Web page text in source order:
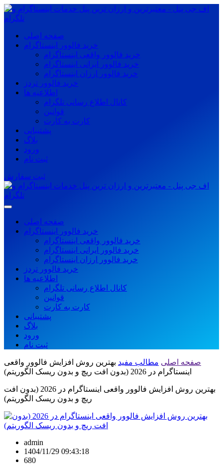
صفحه اصلی
خرید فالوور اینستاگرام
خرید فالوور واقعی اینستاگرام
خرید فالوور ایرانی اینستاگرام
خرید فالوور ارزان اینستاگرام
خرید فالوور تردز
اطلاعیه ها
کانال اطلاع رسانی تلگرام
قوانین
کارت به کارت
پشتیبانی
بلاگ
ورود
ثبت نام
ثبت سفارش
صفحه اصلی
خرید فالوور اینستاگرام
خرید فالوور واقعی اینستاگرام
خرید فالوور ایرانی اینستاگرام
خرید فالوور ارزان اینستاگرام
خرید فالوور تردز
اطلاعیه ها
کانال اطلاع رسانی تلگرام
قوانین
کارت به کارت
پشتیبانی
بلاگ
ورود
ثبت نام
صفحه اصلی مطالب مفید بهترین روش افزایش فالوور واقعی
اینستاگرام در 2026 (بدون افت ریچ و بدون ریسک الگوریتم)
بهترین روش افزایش فالوور واقعی اینستاگرام در 2026 (بدون افت
ریچ و بدون ریسک الگوریتم)
admin
1404/11/29 09:43:18
680